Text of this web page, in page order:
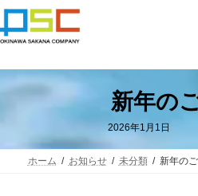
テ
へ
ゲ
ョ
新年の
2026年1月1日
ホーム お知らせ 未分類 新年の